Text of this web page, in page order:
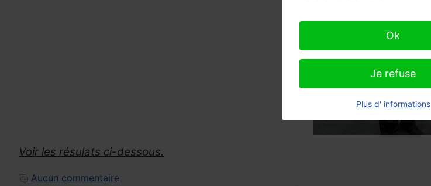
Voir les résulats ci-dessous.
Aucun commentaire
Ok
Je refuse
Plus d' informations